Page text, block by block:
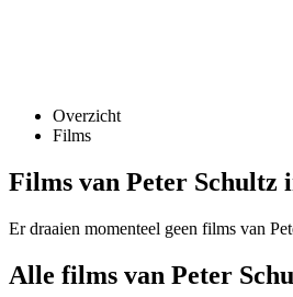
Overzicht
Films
Films van Peter Schultz
Er draaien momenteel geen films van
Alle films van Peter